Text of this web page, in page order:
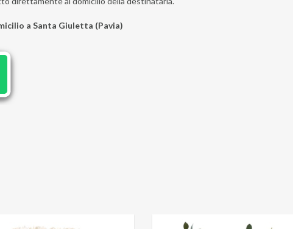
a Santa Giuletta (Pavia)